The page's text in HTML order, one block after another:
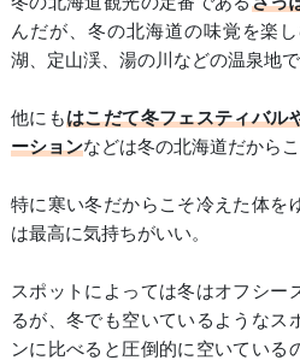
んだが、冬の北海道の味覚を楽
湖、定山渓、湯の川などの温泉地
他にもはこだて冬フェスティバル
ーションなどは冬の北海道だから
特に寒い冬だからこそ冷えた体を
は最高に気持ちがいい。
スポットによっては冬はオフシー
るが、冬でも空いているようなス
ンに比べると圧倒的に空いている